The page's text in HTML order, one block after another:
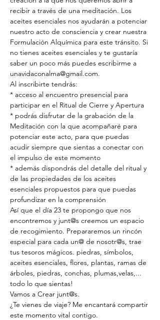
recibir a través de una meditación. Los
aceites esenciales nos ayudarán a potenciar
nuestro acto de consciencia y crear nuestra
Formulación Alquímica para este tránsito. Si
no tienes aceites esenciales y te gustaría
saber un poco más puedes escribirme a
unavidaconalma@gmail.com.
Al inscribirte tendrás:
* acceso al encuentro presencial para
participar en el Ritual de Cierre y Apertura
* podrás disfrutar de la grabación de la
Meditación con la que acompañaré para
potenciar este acto, para que puedas
acudir siempre que sientas a conectar con
el impulso de este momento
* además dispondrás del detalle del ritual y
de las propiedades de los aceites
esenciales propuestos para que puedas
profundizar en la comprensión
Así que el día 23 te propongo que nos
encontremos y junt@s creemos un espacio
de recogimiento. Prepararemos un rincón
especial para cada un@ de nosotr@s, trae
tus tesoros mágicos. piedras, símbolos,
aceites esenciales, flores, plantas, ramas de
árboles, piedras, conchas, plumas,velas,...
todo lo que sientas!
Vamos a Crear junt@s.
¿Te vienes de viaje? Me encantará compartir
este momento vital contigo.